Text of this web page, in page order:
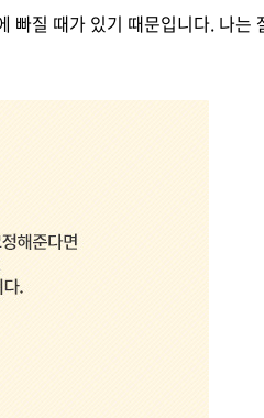
빠질 때가 있기 때문입니다. 나는